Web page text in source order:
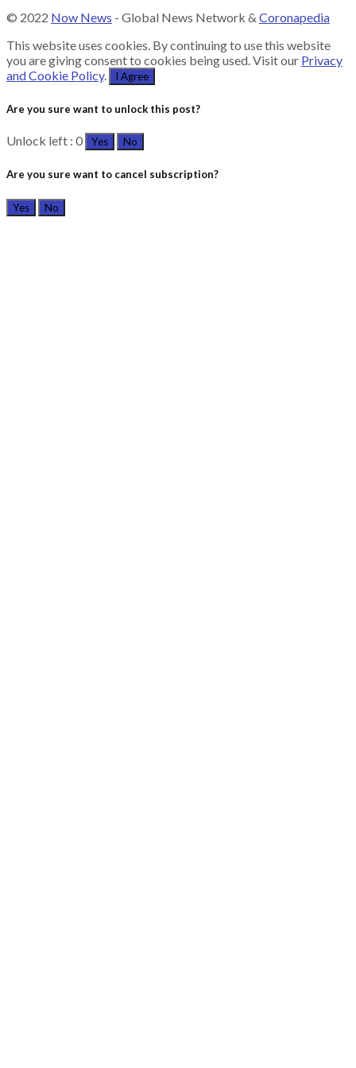
© 2022 Now News - Global News Network & Coronapedia
This website uses cookies. By continuing to use this website
you are giving consent to cookies being used. Visit our Privacy
and Cookie Policy. I Agree
Are you sure want to unlock this post?
Unlock left : 0 Yes No
Are you sure want to cancel subscription?
Yes No